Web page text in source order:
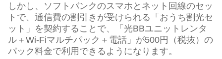
しかし、ソフトバンクのスマホとネット回線のセッ
トで、通信費の割引きが受けられる「おうち割光セ
ット」を契約することで、「光BBユニットレンタ
ル＋Wi-Fiマルチパック＋電話」が500円（税抜）の
パック料金で利用できるようになります。